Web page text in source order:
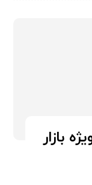
بازار